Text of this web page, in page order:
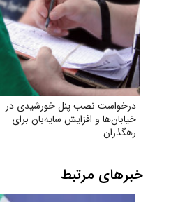
درخواست نصب پنل خورشیدی در
خیابان‌ها و افزایش سایه‌بان برای
رهگذران
خبرهای مرتبط